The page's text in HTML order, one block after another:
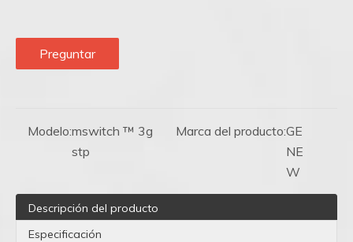
Preguntar
Modelo:mswitch ™ 3g
stp
Marca del producto:GE
NE
W
Descripción del producto
Especificación